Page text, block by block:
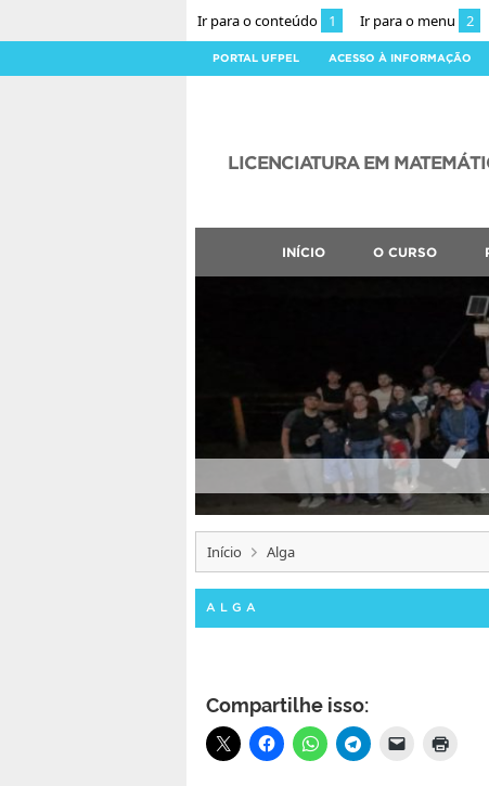
Ir para o conteúdo 1 Ir para o menu 2
PORTAL UFPEL ACESSO À INFORMAÇÃO
LICENCIATURA EM
INÍCIO O CURSO
Início Alga
ALGA
Compartilhe isso: